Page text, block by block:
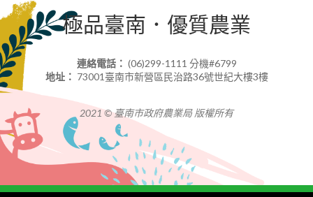
極品臺南．優質農業
連絡電話： (06)299-1111 分機#6799
地址： 73001臺南市新營區民治路36號世紀大樓3樓
2021 © 臺南市政府農業局 版權所有